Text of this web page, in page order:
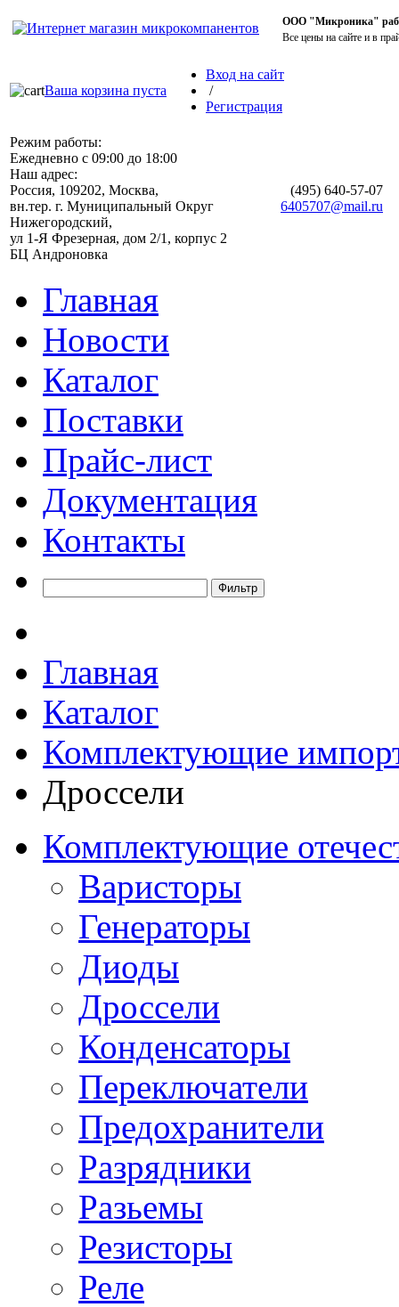
ООО "Микроника"
Все цены на сайте и в
Ваша корзина пуста
Вход на сайт
/
Регистрация
Режим работы:
Ежедневно с 09:00 до 18:00
Наш адрес:
Россия, 109202, Москва,
вн.тер. г. Муниципальный Округ
Нижегородский,
ул 1-Я Фрезерная, дом 2/1, корпус 2
БЦ Андроновка
(495) 640-57-07
6405707@mail.ru
Главная
Новости
Каталог
Поставки
Прайс-лист
Документация
Контакты
Главная
Каталог
Комплектующие
Дроссели
Комплектующие
Варисторы
Генераторы
Диоды
Дроссели
Конденсаторы
Переключатели
Предохранители
Разрядники
Разьемы
Резисторы
Реле